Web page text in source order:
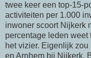
twee keer een top-15-
activiteiten per 1.000
inwoner scoort Nijkerk
percentage leden weet
het vizier. Eigenlijk
en Arnhem bij Nijkerk.